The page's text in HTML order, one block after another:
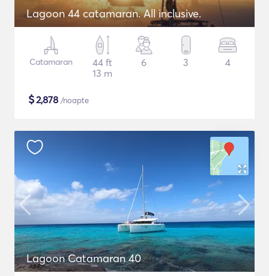
Lagoon 44 catamaran. All inclusive.
Catamaran
44 ft
13 m
6 3 4
$2,878 /noapte
Lagoon Catamaran 40